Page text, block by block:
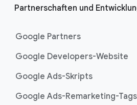
Partnerschaften und
Google Partners
Google Developers-Website
Google Ads-Skripts
Google Ads-Remarketing-Tags